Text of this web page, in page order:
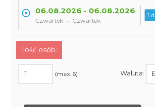
06.08.2026 - 06.08.2026
Czwartek → Czwartek
1
Ilość osób:
(max. 6) Waluta: